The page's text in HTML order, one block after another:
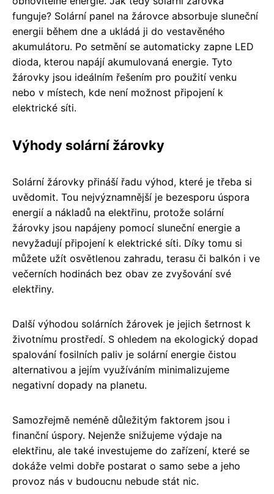
funguje? Solární panel na žárovce absorbuje sluneční
energii během dne a ukládá ji do vestavěného
akumulátoru. Po setmění se automaticky zapne LED
dioda, kterou napájí akumulovaná energie. Tyto
žárovky jsou ideálním řešením pro použití venku
nebo v místech, kde není možnost připojení k
elektrické síti.
Výhody solární žárovky
Solární žárovky přináší řadu výhod, které je třeba si
uvědomit. Tou nejvýznamnější je bezesporu úspora
energií a nákladů na elektřinu, protože solární
žárovky jsou napájeny pomocí sluneční energie a
nevyžadují připojení k elektrické síti. Díky tomu si
můžete užít osvětlenou zahradu, terasu či balkón i ve
večerních hodinách bez obav ze zvyšování své
elektřiny.
Další výhodou solárních žárovek je jejich šetrnost k
životnímu prostředí. S ohledem na ekologický dopad
spalování fosilních paliv je solární energie čistou
alternativou a jejím využíváním minimalizujeme
negativní dopady na planetu.
Samozřejmě neméně důležitým faktorem jsou i
finanční úspory. Nejenže snižujeme výdaje na
elektřinu, ale také investujeme do zařízení, které se
dokáže velmi dobře postarat o samo sebe a jeho
provoz nás v budoucnu nebude stát nic.